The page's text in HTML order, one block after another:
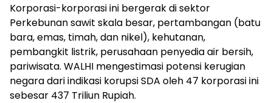
Korporasi-korporasi ini bergerak di sektor
Perkebunan sawit skala besar, pertambangan (batu
bara, emas, timah, dan nikel), kehutanan,
pembangkit listrik, perusahaan penyedia air bersih,
pariwisata. WALHI mengestimasi potensi kerugian
negara dari indikasi korupsi SDA oleh 47 korporasi ini
sebesar 437 Triliun Rupiah.